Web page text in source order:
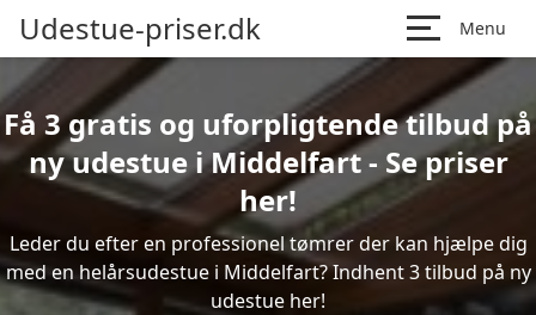
Udestue-priser.dk Menu
Få 3 gratis og uforpligtende tilbud på
ny udestue i Middelfart - Se priser
her!
Leder du efter en professionel tømrer der kan hjælpe dig
med en helårsudestue i Middelfart? Indhent 3 tilbud på ny
udestue her!